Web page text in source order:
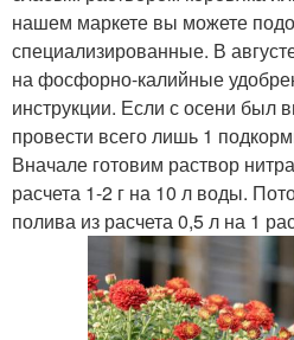
нашем маркете вы можете
специализированные. В
на фосфорно-калийные
инструкции. Если с осени был
провести всего лишь 1
Вначале готовим раствор
расчета 1-2 г на 10 л воды.
полива из расчета 0,5 л на 1